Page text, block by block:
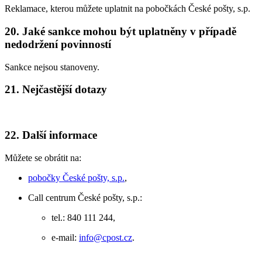
Reklamace, kterou můžete uplatnit na pobočkách České pošty, s.p.
20. Jaké sankce mohou být uplatněny v případě
nedodržení povinností
Sankce nejsou stanoveny.
21. Nejčastější dotazy
22. Další informace
Můžete se obrátit na:
pobočky České pošty, s.p.,
Call centrum České pošty, s.p.:
tel.: 840 111 244,
e-mail: info@cpost.cz.